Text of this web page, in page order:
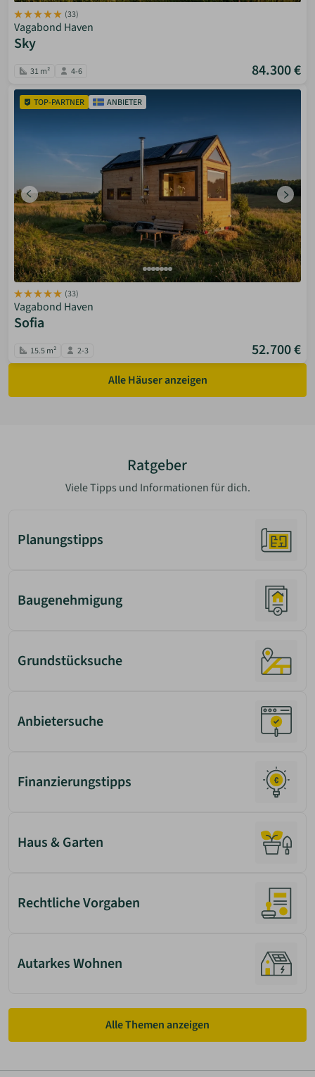
(33)
Vagabond Haven
Sky
31 m² 4-6 84.300 €
TOP-PARTNER ANBIETER
(33)
Vagabond Haven
Sofia
15.5 m² 2-3 52.700 €
Alle Häuser anzeigen
Ratgeber
Viele Tipps und Informationen für dich.
Planungstipps
Baugenehmigung
Grundstücksuche
Anbietersuche
Finanzierungstipps
Haus & Garten
Rechtliche Vorgaben
Autarkes Wohnen
Alle Themen anzeigen